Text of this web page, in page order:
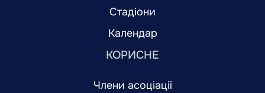
Стадіони
Календар
КОРИСНЕ
Члени асоціації